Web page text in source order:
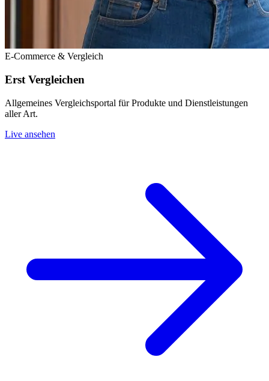
E-Commerce & Vergleich
Erst Vergleichen
Allgemeines Vergleichsportal für Produkte und Dienstleistungen
aller Art.
Live ansehen